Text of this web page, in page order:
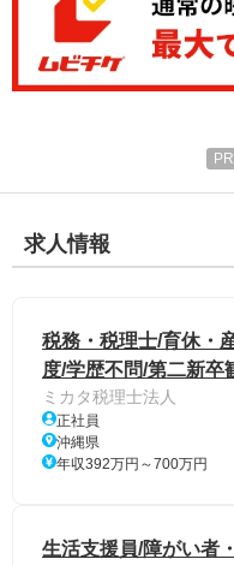
求人情報
税務・税理士/育休・
度/学歴不問/第二新卒
ミカタ税理士法人
正社員
沖縄県
年収392万円～700万円
生活支援員/障がい者